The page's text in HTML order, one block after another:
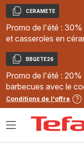
Copier
CERAMETE
Promo de l'été :
et casseroles en
Copier
BBQETE26
Promo de l'été : 20%
barbecues avec le
Conditions de l'offre
Ouvrir